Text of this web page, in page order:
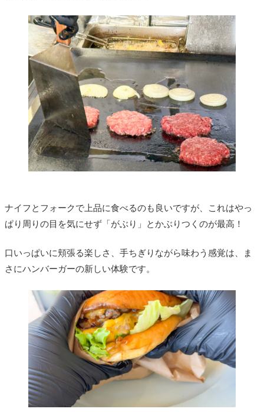
ナイフとフォークで上品に食べるのも良いですが、これはやっ
ぱり周りの目を気にせず「がぶり」とかぶりつくのが最高！
口いっぱいに頬張る楽しさ、手ちぎりながら味わう感覚は、ま
さにハンバーガーの新しい体験です。